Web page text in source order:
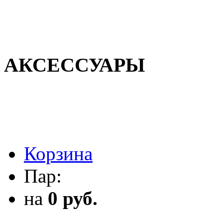
АКСЕССУАРЫ
Корзина
Пар:
на 0 руб.